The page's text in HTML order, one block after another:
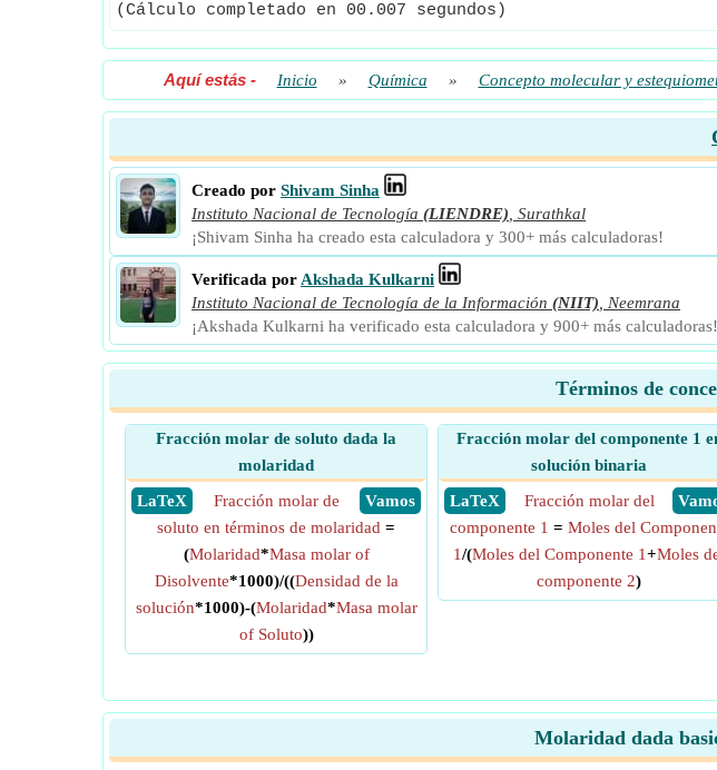
(Cálculo completado en 00.007 segundos)
Aquí estás- Inicio » Química » Concepto molecular y
Creado por Shivam Sinha
Instituto Nacional de Tecnología (LIENDRE) Surathkal
¡Shivam Sinha ha creado esta calculadora y 300+ más calculadoras!
Verificada por Akshada Kulkarni
Instituto Nacional de Tecnología de la Información (NIIT)
Neemrana
¡Akshada Kulkarni ha verificado esta calculadora y 900+ más calculadoras!
Términos de
Fracción molar de soluto dada la
molaridad
​ LaTeX
​ Vamos
Fracción molar de
soluto en términos de molaridad =
(Molaridad*Masa molar of
Disolvente*1000)/((Densidad de la
solución*1000)-(Molaridad*Masa molar
of Soluto))
Fracción molar del componente 1
solución binaria
​ LaTeX
Fracción molar del
componente 1 = Moles del
1/(Moles del Componente 1+Moles
componente 2)
Molaridad dada